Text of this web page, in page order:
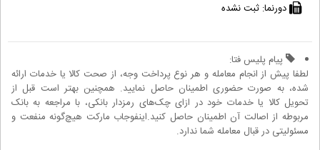
دورنما: ثبت نشده
پیام پلیس فتا:
لطفا پیش از انجام معامله و هر نوع پرداخت وجه، از صحت کالا یا خدمات ارائه
شده، به صورت حضوری اطمینان حاصل نمایید. همچنین بهتر است قبل از
تحویل کالا یا خدمات خود در ازای چک‌های رمزدار بانکی، با مراجعه به بانک
مربوطه از اصالت آن اطمینان حاصل کنید.اینفوجاب مارکت هیچ‌گونه منفعت و
مسئولیتی در قبال معامله شما ندارد.